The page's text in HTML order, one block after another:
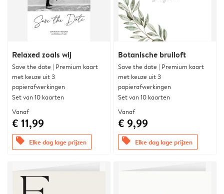
Relaxed zoals wij
Save the date | Premium kaart
met keuze uit 3
papierafwerkingen
Set van 10 kaarten
Vanaf
€ 11,99
offers Elke dag lage prijzen
Botanische bruiloft
Save the date | Premium kaart
met keuze uit 3
papierafwerkingen
Set van 10 kaarten
Vanaf
€ 9,99
offers Elke dag lage prijzen